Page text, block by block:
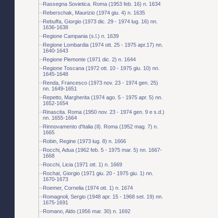
Rassegna Sovietica. Roma (1953 feb. 16) n. 1634
Reberschak, Maurizio (1974 giu. 4) n. 1635
Rebuffa, Giorgio (1973 dic. 29 - 1974 lug. 16) nn.
1636-1638
Regione Campania (s.l.) n. 1639
Regione Lombardia (1974 ott. 25 - 1975 apr.17) nn.
1640-1643
Regione Piemonte (1971 dic. 2) n. 1644
Regione Toscana (1972 ott. 10 - 1975 giu. 10) nn.
1645-1648
Renda, Francesco (1973 nov. 23 - 1974 gen. 25)
nn. 1649-1651
Repetto, Margherita (1974 ago. 5 - 1975 apr. 5) nn.
1652-1654
Rinascita. Roma (1950 nov. 23 - 1974 gen. 9 e s.d.)
nn. 1655-1664
Rinnovamento d'Italia (Il). Roma (1952 mag. 7) n.
1665
Robin, Regine (1973 lug. 8) n. 1666
Rocchi, Adua (1962 feb. 5 - 1975 mar. 5) nn. 1667-
1668
Rocchi, Licia (1971 ott. 1) n. 1669
Rochat, Giorgio (1971 giu. 20 - 1975 giu. 1) nn.
1670-1673
Roemer, Cornelia (1974 ott. 1) n. 1674
Romagnoli, Sergio (1948 apr. 15 - 1968 set. 19) nn.
1675-1691
Romano, Aldo (1956 mar. 30) n. 1692